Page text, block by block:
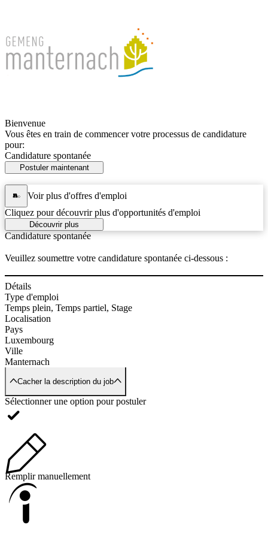
Bienvenue
Vous êtes en train de commencer votre processus de candidature
pour:
Candidature spontanée
Postuler maintenant
Voir plus d'offres d'emploi
Cliquez pour découvrir plus d'opportunités d'emploi
Découvrir plus
Candidature spontanée
Veuillez soumettre votre candidature spontanée ci-dessous :
Détails
Type d'emploi
Temps plein, Temps partiel, Stage
Localisation
Pays
Luxembourg
Ville
Manternach
Cacher la description du job
Sélectionner une option pour postuler
Remplir manuellement